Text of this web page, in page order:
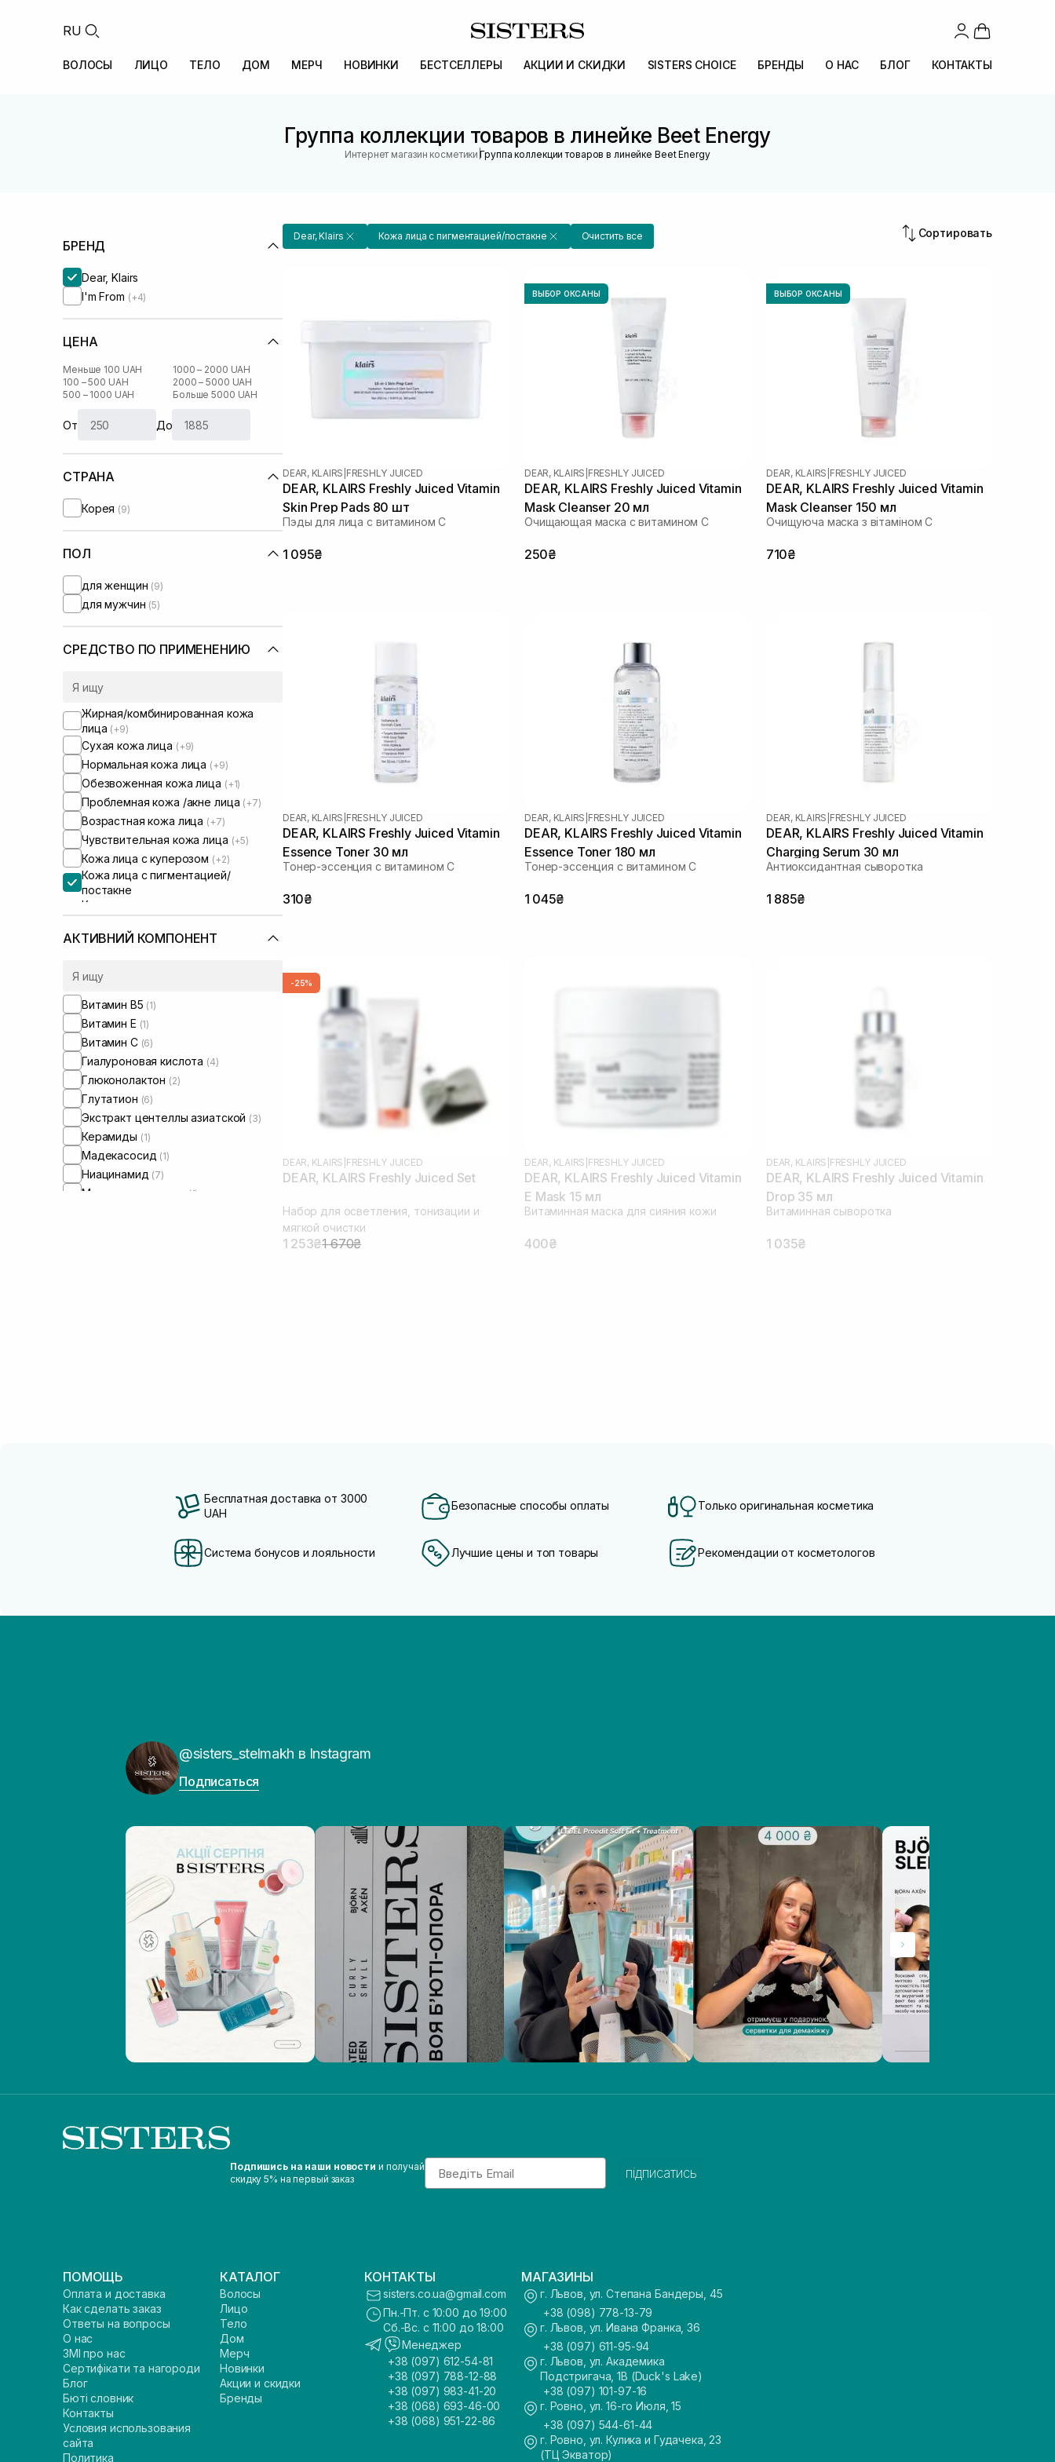
RU
ВОЛОСЫ ЛИЦО ТЕЛО ДОМ МЕРЧ НОВИНКИ БЕСТСЕЛЛЕРЫ АКЦИИ И СКИДКИ SISTERS CHOICE БРЕНДЫ О НАС БЛОГ КОНТАКТЫ
Группа коллекции товаров в линейке Beet Energy
Интернет магазин косметики |Группа коллекции товаров в линейке Beet Energy
БРЕНД
Dear, Klairs
I'm From (+4)
ЦЕНА
Меньше 100 UAH
100 – 500 UAH
500 – 1000 UAH
1000 – 2000 UAH
2000 – 5000 UAH
Больше 5000 UAH
От До
СТРАНА
Корея (9)
ПОЛ
для женщин (9)
для мужчин (5)
СРЕДСТВО ПО ПРИМЕНЕНИЮ
Жирная/комбинированная кожа
лица (+9)
Сухая кожа лица (+9)
Нормальная кожа лица (+9)
Обезвоженная кожа лица (+1)
Проблемная кожа /акне лица (+7)
Возрастная кожа лица (+7)
Чувствительная кожа лица (+5)
Кожа лица с куперозом (+2)
Кожа лица с пигментацией/
постакне
Кожа лица с расширенными порами
АКТИВНИЙ КОМПОНЕНТ
Витамин B5 (1)
Витамин Е (1)
Витамин C (6)
Гиалуроновая кислота (4)
Глюконолактон (2)
Глутатион (6)
Экстракт центеллы азиатской (3)
Керамиды (1)
Мадекасосид (1)
Ниацинамид (7)
Масло цитрусовых (1)
Dear, Klairs Кожа лица с пигментацией/постакне Очистить все Сортировать
DEAR, KLAIRS FRESHLY JUICED
DEAR, KLAIRS Freshly Juiced Vitamin
Skin Prep Pads 80 шт
Пэды для лица с витамином C
1 095₴
ВЫБОР ОКСАНЫ
DEAR, KLAIRS FRESHLY JUICED
DEAR, KLAIRS Freshly Juiced Vitamin
Mask Cleanser 20 мл
Очищающая маска с витамином C
250₴
ВЫБОР ОКСАНЫ
DEAR, KLAIRS FRESHLY JUICED
DEAR, KLAIRS Freshly Juiced Vitamin
Mask Cleanser 150 мл
Очищуюча маска з вітаміном С
710₴
DEAR, KLAIRS FRESHLY JUICED
DEAR, KLAIRS Freshly Juiced Vitamin
Essence Toner 30 мл
Тонер-эссенция с витамином C
310₴
DEAR, KLAIRS FRESHLY JUICED
DEAR, KLAIRS Freshly Juiced Vitamin
Essence Toner 180 мл
Тонер-эссенция с витамином C
1 045₴
DEAR, KLAIRS FRESHLY JUICED
DEAR, KLAIRS Freshly Juiced Vitamin
Charging Serum 30 мл
Антиоксидантная сыворотка
1 885₴
-25%
DEAR, KLAIRS FRESHLY JUICED
DEAR, KLAIRS Freshly Juiced Set
Набор для осветления, тонизации и
мягкой очистки
1 253₴1 670₴
DEAR, KLAIRS FRESHLY JUICED
DEAR, KLAIRS Freshly Juiced Vitamin
E Mask 15 мл
Витаминная маска для сияния кожи
400₴
DEAR, KLAIRS FRESHLY JUICED
DEAR, KLAIRS Freshly Juiced Vitamin
Drop 35 мл
Витаминная сыворотка
1 035₴
Бесплатная доставка от 3000
UAH
Безопасные способы оплаты Только оригинальная косметика
Система бонусов и лояльности Лучшие цены и топ товары Рекомендации от косметологов
@sisters_stelmakh в Instagram
Подписаться
Подпишись на наши новости и получай
скидку 5% на первый заказ
Email
підписатись
ПОМОЩЬ
Оплата и доставка
Как сделать заказ
Ответы на вопросы
О нас
ЗМІ про нас
Сертифікати та нагороди
Блог
Бюті словник
Контакты
Условия использования
сайта
Политика
КАТАЛОГ
Волосы
Лицо
Тело
Дом
Мерч
Новинки
Акции и скидки
Бренды
КОНТАКТЫ
sisters.co.ua@gmail.com
Пн.-Пт. с 10:00 до 19:00
Сб.-Вс. с 11:00 до 18:00
Менеджер
+38 (097) 612-54-81
+38 (097) 788-12-88
+38 (097) 983-41-20
+38 (068) 693-46-00
+38 (068) 951-22-86
МАГАЗИНЫ
г. Львов, ул. Степана Бандеры, 45
+38 (098) 778-13-79
г. Львов, ул. Ивана Франка, 36
+38 (097) 611-95-94
г. Львов, ул. Академика
Подстригача, 1В (Duck's Lake)
+38 (097) 101-97-16
г. Ровно, ул. 16-го Июля, 15
+38 (097) 544-61-44
г. Ровно, ул. Кулика и Гудачека, 23
(ТЦ Экватор)